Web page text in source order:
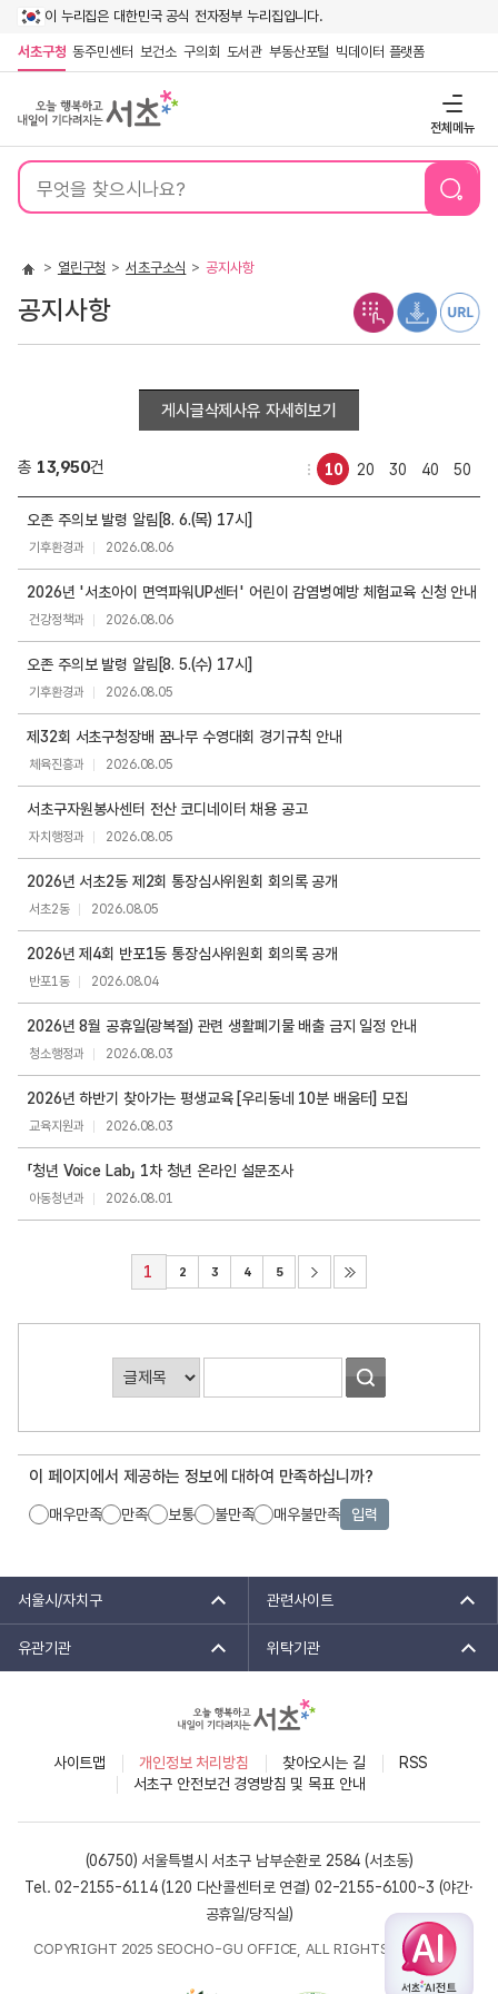
이 누리집은 대한민국 공식 전자정부 누리집입니다.
서초구청 동주민센터 보건소 구의회 도서관 부동산포털 빅데이터 플랫폼
전체메뉴
통
검
열린구청 서초구소식 공지사항
공지사항
게시글삭제사유 자세히보기
총 13,950건 10 20 30 40 50
공
항
록
오존 주의보 발령 알림[8. 6.(목) 17시]
기후환경과 2026.08.06
2026년 '서초아이 면역파워UP센터' 어린이 감염병예방 체험교육 신청 안내
건강정책과 2026.08.06
오존 주의보 발령 알림[8. 5.(수) 17시]
기후환경과 2026.08.05
제32회 서초구청장배 꿈나무 수영대회 경기규칙 안내
체육진흥과 2026.08.05
서초구자원봉사센터 전산 코디네이터 채용 공고
자치행정과 2026.08.05
2026년 서초2동 제2회 통장심사위원회 회의록 공개
서초2동 2026.08.05
2026년 제4회 반포1동 통장심사위원회 회의록 공개
반포1동 2026.08.04
2026년 8월 공휴일(광복절) 관련 생활폐기물 배출 금지 일정 안내
청소행정과 2026.08.03
2026년 하반기 찾아가는 평생교육 [우리동네 10분 배움터] 모집
교육지원과 2026.08.03
「청년 Voice Lab」 1차 청년 온라인 설문조사
아동청년과 2026.08.01
1 2 3 4 5
시
판
검
색
이 페이지에서 제공하는 정보에 대하여 만족하십니까?
매우만족 만족 보통 불만족 매우불만족 입력
서울시/자치구 관련사이트
유관기관 위탁기관
사이트맵 개인정보 처리방침 찾아오시는 길
RSS
서초구 안전보건 경영방침 및 목표 안내
(06750) 서울특별시 서초구 남부순환로 2584 (서초동)
Tel. 02-2155-6114 (120 다산콜센터로 연결) 02-2155-6100~3 (야간·
공휴일/당직실)
COPYRIGHT 2025 SEOCHO-GU OFFICE, ALL RIGHTS RESERVED.